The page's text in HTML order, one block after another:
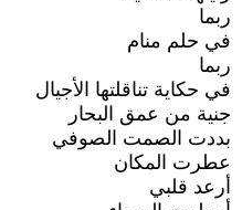
ربما
في حلم منام
ربما
في حكاية تناقلتها الأجيال
جنية من عمق البحار
بددت الصمت الصوفي
عطرت المكان
أرعد قلبي